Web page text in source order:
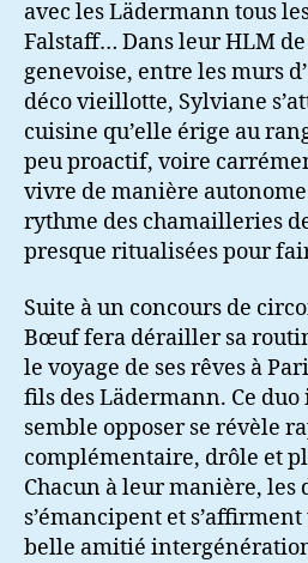
avec les Lädermann tous
Falstaff… Dans leur HLM
genevoise, entre les murs
déco vieillotte, Sylviane
cuisine qu’elle érige au
peu proactif, voire
vivre de manière
rythme des chamailleries
presque ritualisées pour
Suite à un concours de
Bœuf fera dérailler sa
le voyage de ses rêves à
fils des Lädermann. Ce
semble opposer se révèle
complémentaire, drôle et
Chacun à leur manière, les
s’émancipent et
belle amitié